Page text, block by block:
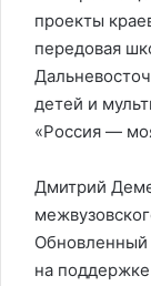
проекты
передовая
детей и
«Россия —
Дмитрий
Обновленный
на